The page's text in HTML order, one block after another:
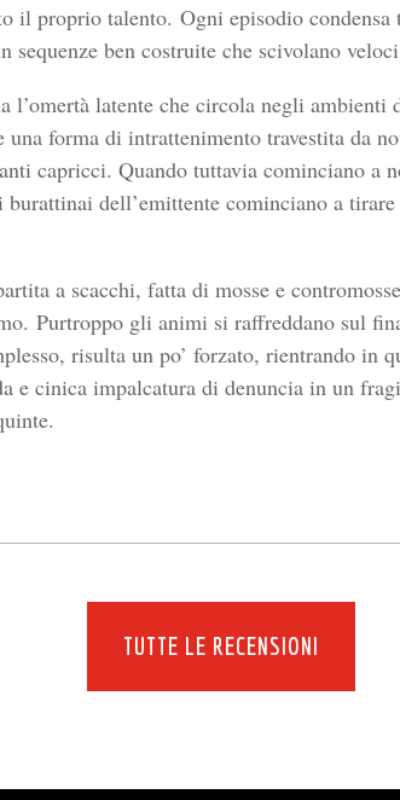
il proprio talento. Ogni episodio condensa
ben costruite che scivolano
l’omertà latente che circola negli
una forma di intrattenimento travestita da
capricci. Quando tuttavia cominciano a
dell’emittente cominciano a
a scacchi, fatta di mosse e
Purtroppo gli animi si raffreddano sul
risulta un po’ forzato, rientrando in
e cinica impalcatura di denuncia in un
TUTTE LE RECENSIONI